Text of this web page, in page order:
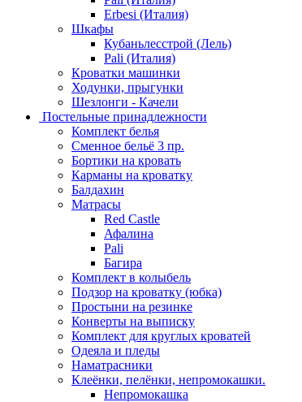
Erbesi (Италия)
Шкафы
Кубаньлесстрой (Лель)
Pali (Италия)
Кроватки машинки
Ходунки, прыгунки
Шезлонги - Качели
Постельные принадлежности
Комплект белья
Сменное бельё 3 пр.
Бортики на кровать
Карманы на кроватку
Балдахин
Матрасы
Red Castle
Афалина
Pali
Багира
Комплект в колыбель
Подзор на кроватку (юбка)
Простыни на резинке
Конверты на выписку
Комплект для круглых кроватей
Одеяла и пледы
Наматрасники
Клеёнки, пелёнки, непромокашки.
Непромокашка